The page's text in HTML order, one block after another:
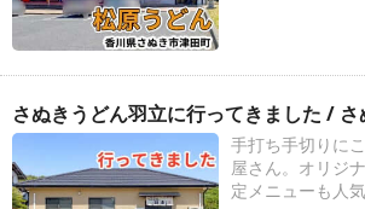
さぬきうどん羽立に行ってきました /
手打ち手切りに
屋さん。オリジ
定メニューも人気